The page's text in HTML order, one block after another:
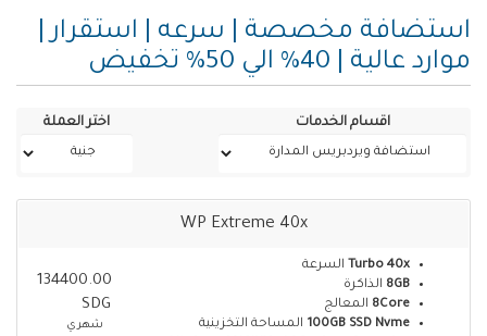
استضافة مخصصة | سرعه | استقرار |
موارد عالية | 40% الي 50% تخفيض
اقسام الخدمات اختر العملة
WP Extreme 40x
Turbo 40x السرعة
8GB الذاكرة
8Core المعالج
100GB SSD Nvme المساحة التخزينية
134400.00
SDG
شهري